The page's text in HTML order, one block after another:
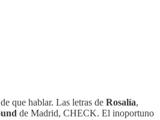
que hablar. Las letras de Rosalía,
de Madrid, CHECK. El inoportuno